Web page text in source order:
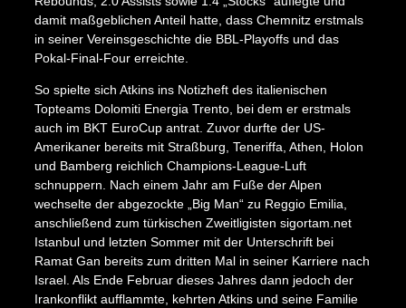
X
damit maßgeblichen Anteil hatte, dass Chemnitz erstmals
in seiner Vereinsgeschichte die BBL-Playoffs und das
Pokal-Final-Four erreichte.
So spielte sich Atkins ins Notizheft des italienischen
Topteams Dolomiti Energia Trento, bei dem er erstmals
auch im BKT EuroCup antrat. Zuvor durfte der US-
Amerikaner bereits mit Straßburg, Teneriffa, Athen, Holon
und Bamberg reichlich Champions-League-Luft
schnuppern. Nach einem Jahr am Fuße der Alpen
wechselte der abgezockte „Big Man“ zu Reggio Emilia,
anschließend zum türkischen Zweitligisten sigortam.net
Istanbul und letzten Sommer mit der Unterschrift bei
Ramat Gan bereits zum dritten Mal in seiner Karriere nach
Israel. Als Ende Februar dieses Jahres dann jedoch der
Irankonflikt aufflammte, kehrten Atkins und seine Familie